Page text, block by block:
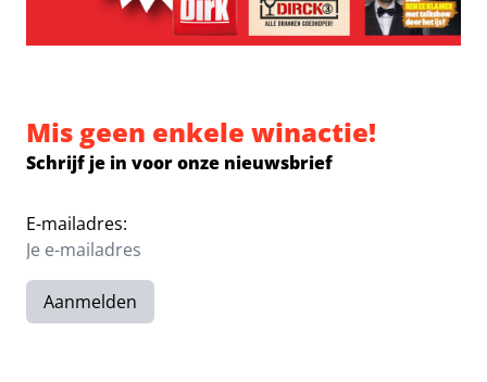
Mis geen enkele winactie!
Schrijf je in voor onze nieuwsbrief
E-mailadres:
Aanmelden